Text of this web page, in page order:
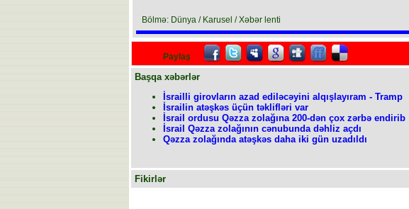
Bölmə: Dünya / Karusel / Xəbər lenti
Paylaş
Başqa xəbərlər
İsrailli girovların azad ediləcəyini alqışlayıram - Tramp
İsrailin atəşkəs üçün təklifləri var
İsrail ordusu Qəzza zolağına 200-dən çox zərbə endirib
İsrail Qəzza zolağının cənubunda dəhliz açdı
Qəzza zolağında atəşkəs daha iki gün uzadıldı
Fikirlər